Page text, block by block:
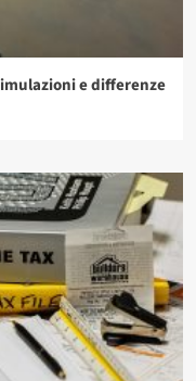
e differenze